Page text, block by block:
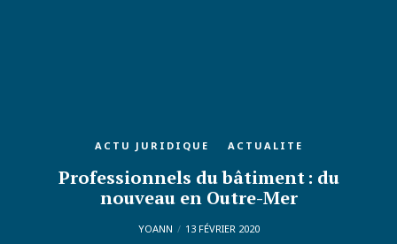
ACTU JURIDIQUE ACTUALITE
Professionnels du bâtiment : du
nouveau en Outre-Mer
YOANN 13 FÉVRIER 2020